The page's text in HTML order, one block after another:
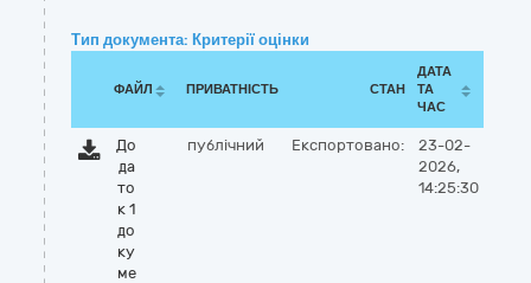
Тип документа: Критерії оцінки
ФАЙЛ ПРИВАТНІСТЬ СТАН
ДАТА
ТА
ЧАС
До
да
то
к 1
до
ку
ме
публічний Експортовано:
23-02-
2026,
14:25:30